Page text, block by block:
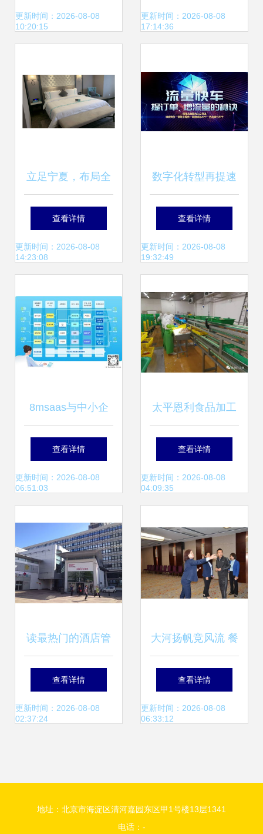
牌升级
更新时间：2026-08-08
10:20:15
实现高质量发展
更新时间：2026-08-08
17:14:36
立足宁夏，布局全
国 论金香玉酒店管
理与餐饮管理的精
查看详情
更新时间：2026-08-08
14:23:08
数字化转型再提速
住哲云PMS如何重
构高端酒店智能管
查看详情
更新时间：2026-08-08
19:32:49
8msaas与中小企
业采购信息化及酒
店管理 为何趋势如
查看详情
更新时间：2026-08-08
06:51:03
太平恩利食品加工
厂 年薪上万、食宿
全包的高福利诚聘
查看详情
更新时间：2026-08-08
04:09:35
读最热门的酒店管
理专业，还怕找不
到工作？餐饮管理
查看详情
更新时间：2026-08-08
02:37:24
大河扬帆竞风流 餐
饮同心展新篇——
大河酒店管理公司
查看详情
更新时间：2026-08-08
06:33:12
地址：北京市海淀区清河嘉园东区甲1号楼13层1341
电话：-